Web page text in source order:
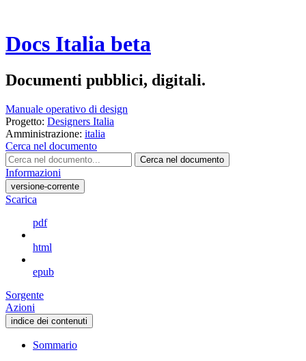
Docs Italia beta
Documenti pubblici, digitali.
Manuale operativo di design
Progetto: Designers Italia
Amministrazione: italia
Cerca nel documento
Cerca nel documento
Informazioni
versione-corrente
Scarica
pdf
html
epub
Sorgente
Azioni
indice dei contenuti
Sommario